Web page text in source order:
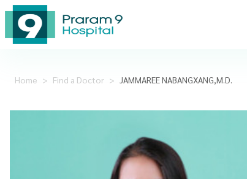
Home > Find a Doctor > JAMMAREE NABANGXANG,M.D.